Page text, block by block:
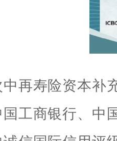
寿险资本补充
工商银行、中